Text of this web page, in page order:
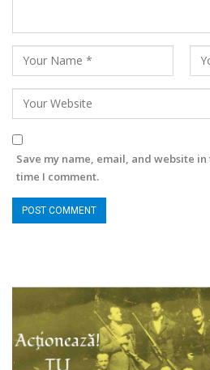
Save my name, email, and website
time I comment.